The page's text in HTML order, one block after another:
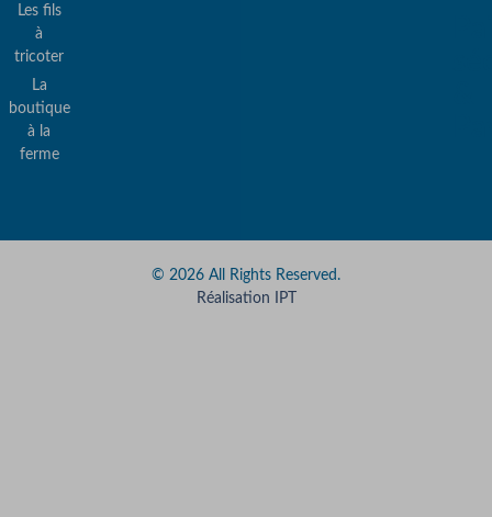
Les fils
à
tricoter
La
boutique
à la
ferme
© 2026 All Rights Reserved.
Réalisation IPT